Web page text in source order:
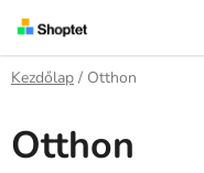
fő
tartalomhoz
Kezdőlap / Otthon
Otthon